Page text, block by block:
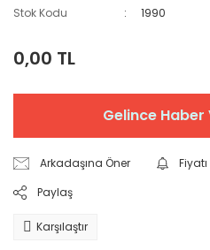
Stok Kodu
1990
0,00 TL
Gelince Haber
Arkadaşına Öner
Paylaş
Karşılaştır